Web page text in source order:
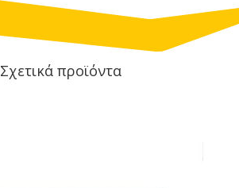
Σχετικά προϊόντα